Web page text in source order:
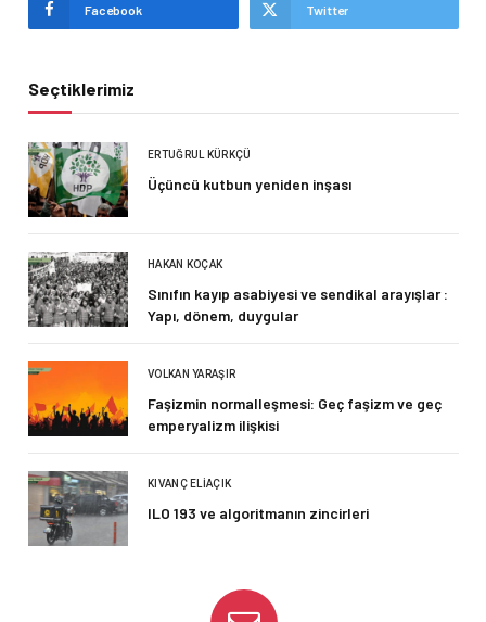
Facebook Twitter
Seçtiklerimiz
ERTUĞRUL KÜRKÇÜ
Üçüncü kutbun yeniden inşası
HAKAN KOÇAK
Sınıfın kayıp asabiyesi ve sendikal arayışlar :
Yapı, dönem, duygular
VOLKAN YARAŞIR
Faşizmin normalleşmesi: Geç faşizm ve geç
emperyalizm ilişkisi
KIVANÇ ELIAÇIK
ILO 193 ve algoritmanın zincirleri